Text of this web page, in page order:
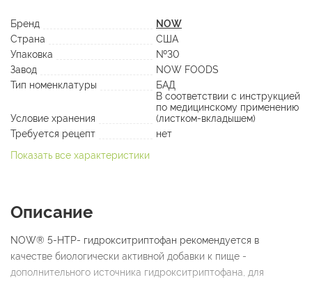
Бренд
NOW
Страна
США
Упаковка
№30
Завод
NOW FOODS
Тип номенклатуры
БАД
Условие хранения
В соответствии с инструкцией
по медицинскому применению
(листком-вкладышем)
Требуется рецепт
нет
Показать все характеристики
Описание
NOW® 5-HTP- гидрокситриптофан рекомендуется в
качестве биологически активной добавки к пище -
дополнительного источника гидрокситриптофана, для